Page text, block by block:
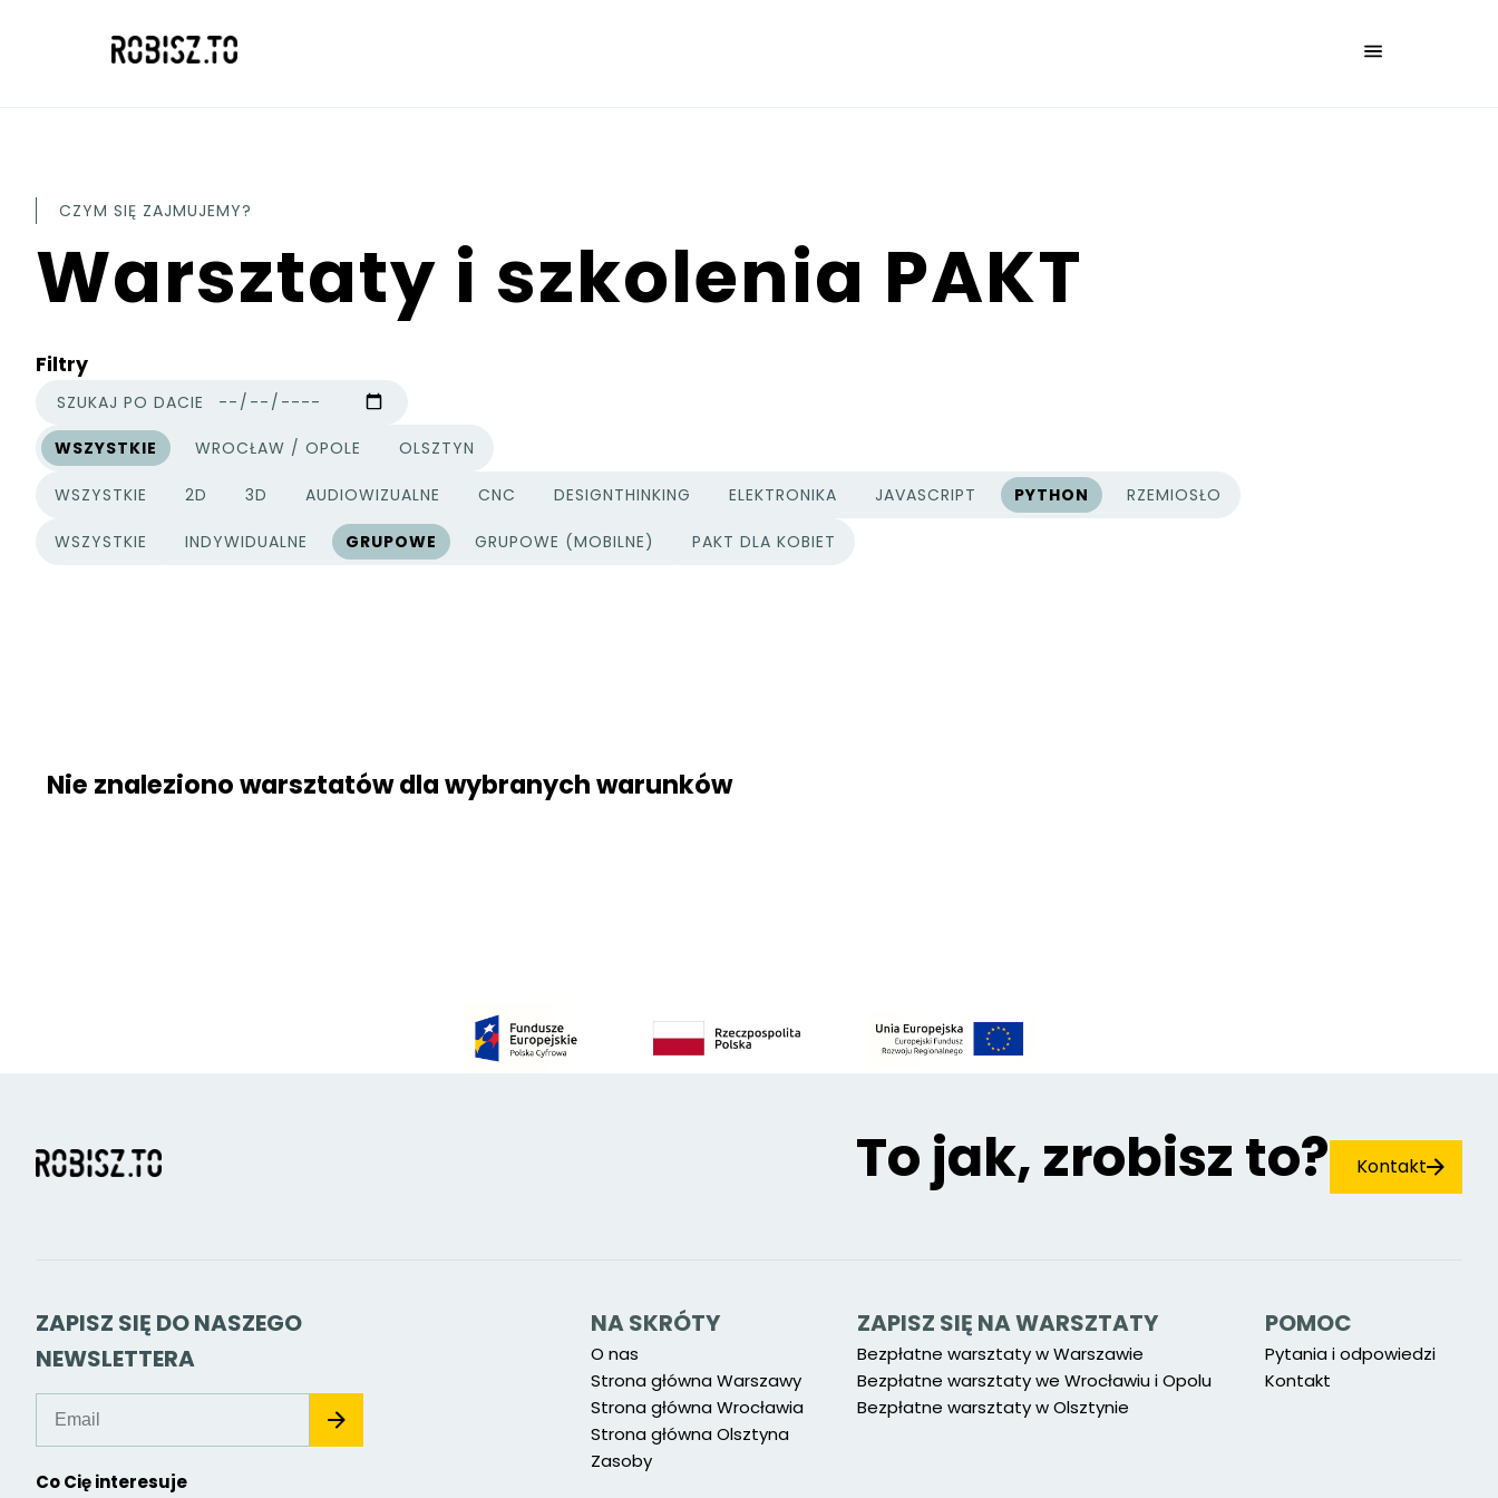
CZYM SIĘ ZAJMUJEMY?
Warsztaty i szkolenia PAKT
Filtry
SZUKAJ PO DACIE
WSZYSTKIE
MIASTA
WROCŁAW / OPOLE OLSZTYN
WSZYSTKIE
KATEGORIE PROJEKTÓW
2D 3D AUDIOWIZUALNE CNC DESIGNTHINKING ELEKTRONIKA JAVASCRIPT PYTHON RZEMIOSŁO
WSZYSTKIE
TYPY PROJEKTÓW
INDYWIDUALNE GRUPOWE GRUPOWE (MOBILNE) PAKT DLA KOBIET
Nie znaleziono warsztatów dla wybranych warunków
To jak, zrobisz to? Kontakt
ZAPISZ SIĘ DO NASZEGO
NEWSLETTERA
Co Cię interesuje
NA SKRÓTY
O nas
Strona główna Warszawy
Strona główna Wrocławia
Strona główna Olsztyna
Zasoby
ZAPISZ SIĘ NA WARSZTATY
Bezpłatne warsztaty w Warszawie
Bezpłatne warsztaty we Wrocławiu i Opolu
Bezpłatne warsztaty w Olsztynie
POMOC
Pytania i odpowiedzi
Kontakt